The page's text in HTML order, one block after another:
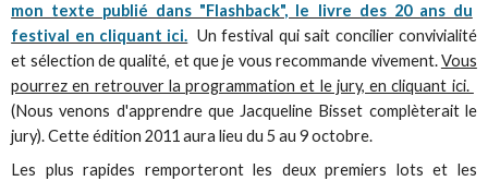
mon texte publié dans "Flashback", le livre des 20 ans du
festival en cliquant ici. Un festival qui sait concilier convivialité
et sélection de qualité, et que je vous recommande vivement.Vous
pourrez en retrouver la programmation et le jury, en cliquant ici.
(Nous venons d'apprendre que Jacqueline Bisset complèterait le
jury). Cette édition 2011 aura lieu du 5 au 9 octobre.
Les plus rapides remporteront les deux premiers lots et les